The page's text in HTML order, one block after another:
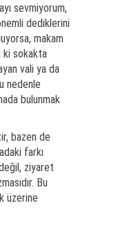
sevmiyorum,
dediklerini
makam
ki sokakta
vali ya da
nedenle
bulunmak
bazen de
farkı
ziyaret
Bu
üzerine